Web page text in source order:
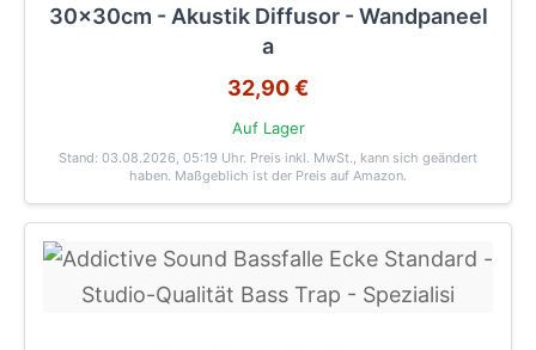
30x30cm - Akustik Diffusor - Wandpaneel
a
32,90 €
Auf Lager
Stand: 03.08.2026, 05:19 Uhr. Preis inkl. MwSt., kann sich geändert
haben. Maßgeblich ist der Preis auf Amazon.